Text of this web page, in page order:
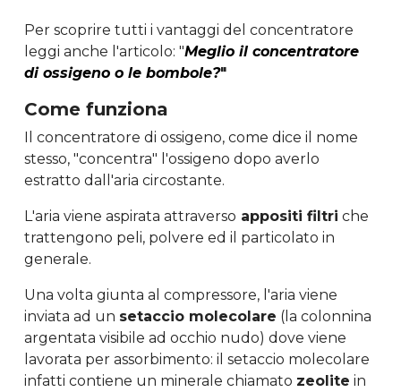
Per scoprire tutti i vantaggi del concentratore
leggi anche l'articolo: "Meglio il concentratore
di ossigeno o le bombole?"
Come funziona
Il concentratore di ossigeno, come dice il nome
stesso, "concentra" l'ossigeno dopo averlo
estratto dall'aria circostante.
L'aria viene aspirata attraverso appositi filtri che
trattengono peli, polvere ed il particolato in
generale.
Una volta giunta al compressore, l'aria viene
inviata ad un setaccio molecolare (la colonnina
argentata visibile ad occhio nudo) dove viene
lavorata per assorbimento: il setaccio molecolare
infatti contiene un minerale chiamato zeolite in